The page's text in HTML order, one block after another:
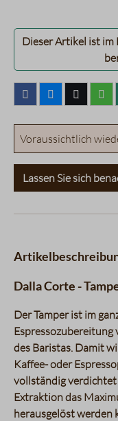
Dieser Artikel ist im
Voraussichtlich
Lassen Sie sich
Dalla Corte -
Der Tamper ist im
des Baristas. Damit
Kaffee- oder
vollständig verdichtet
Extraktion das
herausgelöst werden